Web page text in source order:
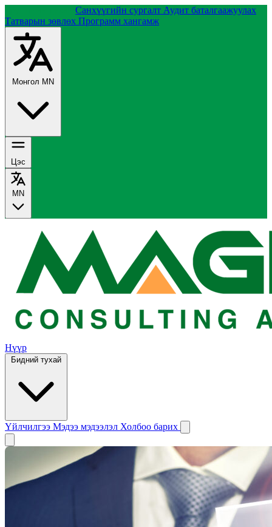
Санхүүгийн сургалт Аудит баталгаажуулах
Татварын зөвлөх Программ хангамж
Монгол MN
Цэс
MN
Нүүр
Бидний тухай
Үйлчилгээ Мэдээ мэдээлэл Холбоо барих